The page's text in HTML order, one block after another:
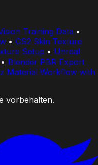
Training Data •
• CS2 Skin Texture
Setup • Unreal
• Blender PBR Export
Material Workflow with
vorbehalten.